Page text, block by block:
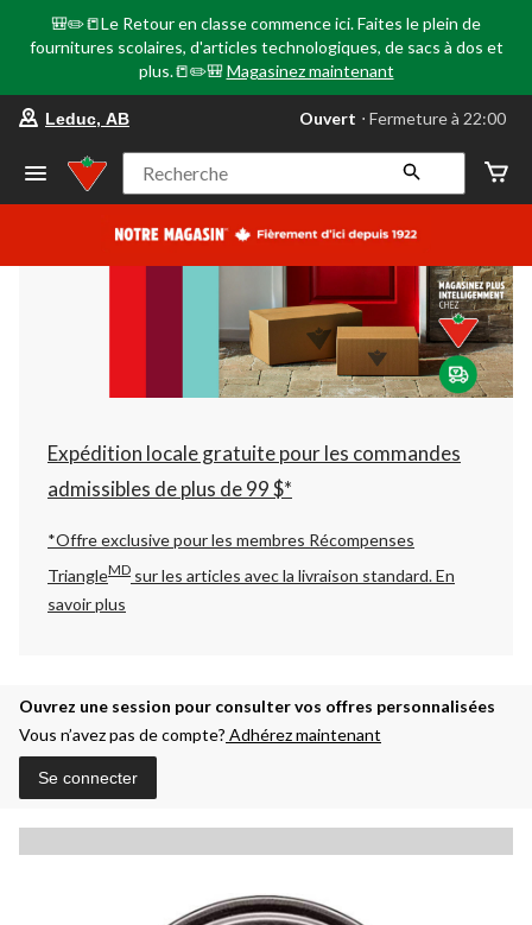
🎒✏️📒Le Retour en classe commence ici. Faites le plein de
fournitures scolaires, d'articles technologiques, de sacs à dos et
plus.📒✏️🎒 Magasinez maintenant
votre
préféré
Leduc,
AB,
courament
Fermeture
à
22:00
cliquer
pour
changer
Leduc, AB Ouvert ⋅ Fermeture à 22:00
Recherche
Expédition locale gratuite pour les commandes
admissibles de plus de 99 $*
*Offre exclusive pour les membres Récompenses
TriangleMD sur les articles avec la livraison standard.En
savoir plus
Ouvrez une session pour consulter vos offres personnalisées
Vous n’avez pas de compte? Adhérez maintenant
Se connecter